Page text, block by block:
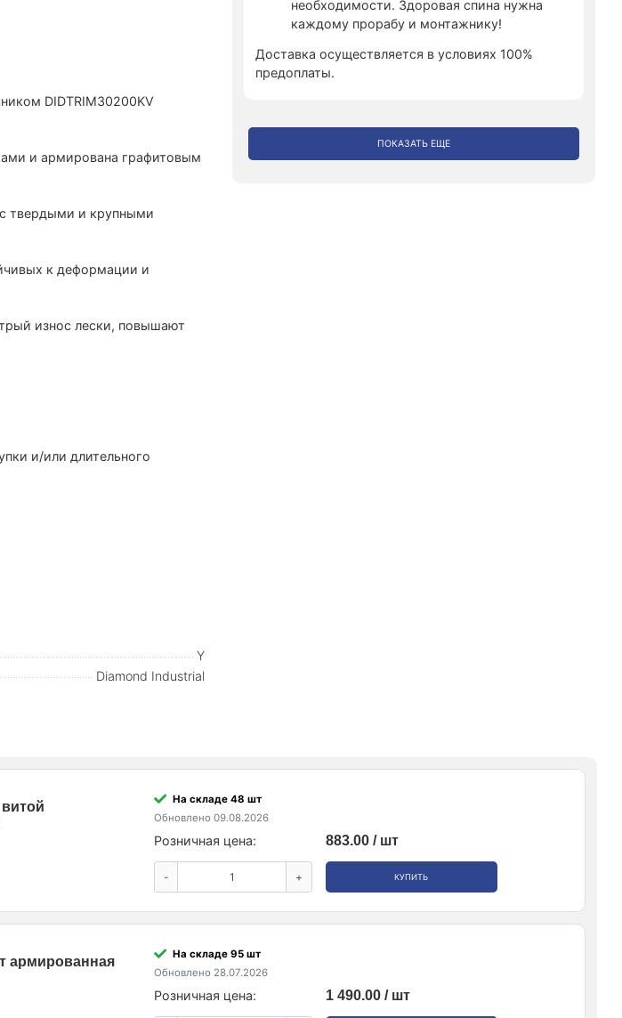
необходимости. Здоровая спина нужна
каждому прорабу и монтажнику!
Доставка осуществляется в условиях 100%
предоплаты.
ПОКАЗАТЬ ЕЩЕ
DIDTRIM30200KV
и армирована графитовым
твердыми и крупными
к деформации и
износ лески, повышают
и/или длительного
Y
Diamond Industrial
На складе 48 шт
Обновлено 09.08.2026
Розничная цена: 883.00 / шт
- + КУПИТЬ
армированная
На складе 95 шт
Обновлено 28.07.2026
Розничная цена: 1 490.00 / шт